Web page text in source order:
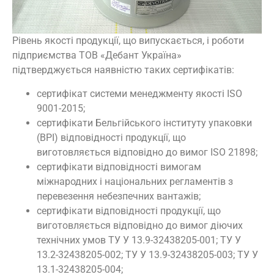
Рівень якості продукції, що випускається, і роботи
підприємства ТОВ «Дебант Україна»
підтверджується наявністю таких сертифікатів:
сертифікат системи менеджменту якості ISO
9001-2015;
сертифікати Бельгійського інституту упаковки
(BPI) відповідності продукції, що
виготовляється відповідно до вимог ISO 21898;
сертифікати відповідності вимогам
міжнародних і національних регламентів з
перевезення небезпечних вантажів;
сертифікати відповідності продукції, що
виготовляється відповідно до вимог діючих
технічних умов ТУ У 13.9-32438205-001; ТУ У
13.2-32438205-002; ТУ У 13.9-32438205-003; ТУ У
13.1-32438205-004;